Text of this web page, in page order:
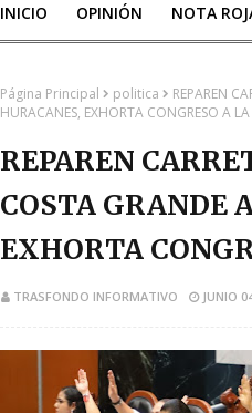
INICIO OPINIÓN NOTA
Página Principal politica
REPAREN
HURACANES, EXHORTA CONGRESO A LA
REPAREN
COSTA GRANDE
EXHORTA
TRASFONDO INFORMATIVO JUNIO